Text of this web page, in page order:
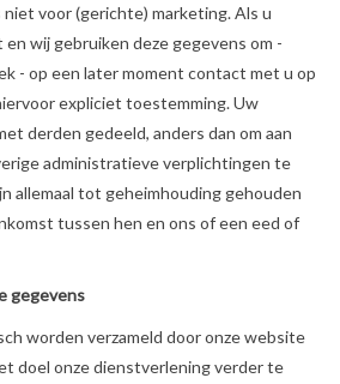
voor (gerichte) marketing. Als u
wij gebruiken deze gegevens om -
- op een later moment contact met u op
expliciet toestemming. Uw
derden gedeeld, anders dan om aan
administratieve verplichtingen te
allemaal tot geheimhouding gehouden
tussen hen en ons of een eed of
gegevens
worden verzameld door onze website
doel onze dienstverlening verder te